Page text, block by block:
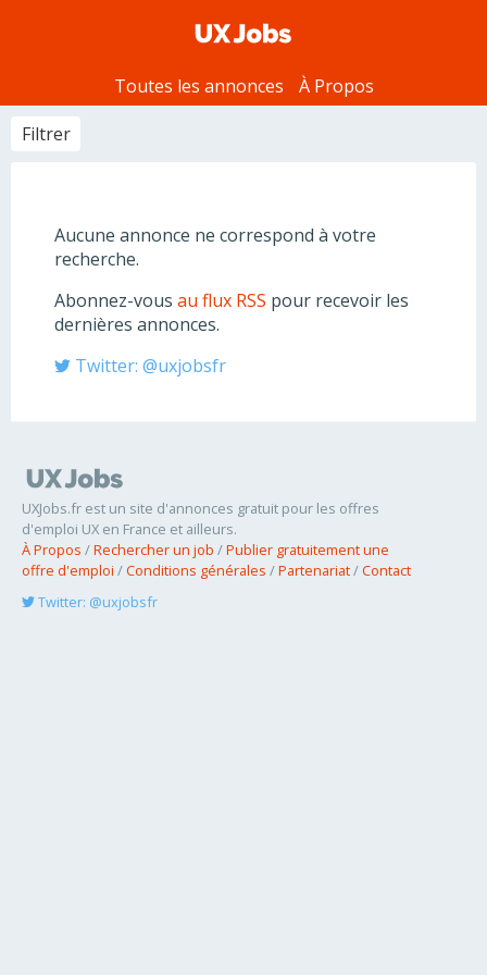
Toutes les annonces
À Propos
Filtrer
CDD
Stage
Freelance/Agence
Autre
Aucune annonce ne correspond à votre
recherche.
Abonnez-vous au flux RSS pour recevoir les
dernières annonces.
Twitter: @uxjobsfr
UXJobs.fr est un site d'annonces gratuit pour les offres
d'emploi UX en France et ailleurs.
À Propos /Rechercher un job /Publier gratuitement une
offre d'emploi /Conditions générales /Partenariat/Contact
Twitter: @uxjobsfr